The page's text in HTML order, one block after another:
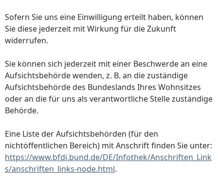
Sofern Sie uns eine Einwilligung erteilt haben, können
Sie diese jederzeit mit Wirkung für die Zukunft
widerrufen.
Sie können sich jederzeit mit einer Beschwerde an eine
Aufsichtsbehörde wenden, z. B. an die zuständige
Aufsichtsbehörde des Bundeslands Ihres Wohnsitzes
oder an die für uns als verantwortliche Stelle zuständige
Behörde.
Eine Liste der Aufsichtsbehörden (für den
nichtöffentlichen Bereich) mit Anschrift finden Sie unter:
https://www.bfdi.bund.de/DE/Infothek/Anschriften_Link
s/anschriften_links-node.html.